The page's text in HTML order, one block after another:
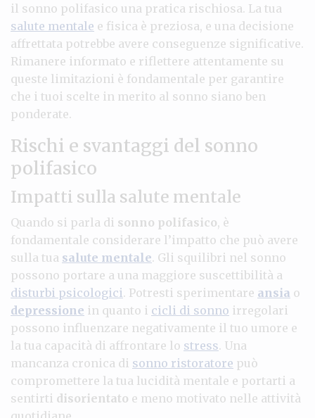
il sonno polifasico una pratica rischiosa. La tua
salute mentale e fisica è preziosa, e una decisione
affrettata potrebbe avere conseguenze significative.
Rimanere informato e riflettere attentamente su
queste limitazioni è fondamentale per garantire
che i tuoi scelte in merito al sonno siano ben
ponderate.
Rischi e svantaggi del sonno
polifasico
Impatti sulla salute mentale
Quando si parla di sonno polifasico, è
fondamentale considerare l’impatto che può avere
sulla tua salute mentale. Gli squilibri nel sonno
possono portare a una maggiore suscettibilità a
disturbi psicologici. Potresti sperimentare ansia o
depressione in quanto i cicli di sonno irregolari
possono influenzare negativamente il tuo umore e
la tua capacità di affrontare lo stress. Una
mancanza cronica di sonno ristoratore può
compromettere la tua lucidità mentale e portarti a
sentirti disorientato e meno motivato nelle attività